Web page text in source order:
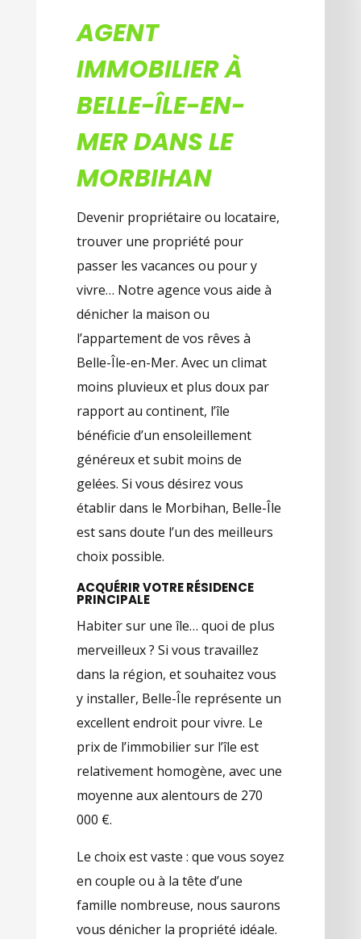
AGENT
IMMOBILIER À
BELLE-ÎLE-EN-
MER DANS LE
MORBIHAN
Devenir propriétaire ou locataire,
trouver une propriété pour
passer les vacances ou pour y
vivre… Notre agence vous aide à
dénicher la maison ou
l’appartement de vos rêves à
Belle-Île-en-Mer. Avec un climat
moins pluvieux et plus doux par
rapport au continent, l’île
bénéficie d’un ensoleillement
généreux et subit moins de
gelées. Si vous désirez vous
établir dans le Morbihan, Belle-Île
est sans doute l’un des meilleurs
choix possible.
ACQUÉRIR VOTRE RÉSIDENCE
PRINCIPALE
Habiter sur une île… quoi de plus
merveilleux ? Si vous travaillez
dans la région, et souhaitez vous
y installer, Belle-Île représente un
excellent endroit pour vivre. Le
prix de l’immobilier sur l’île est
relativement homogène, avec une
moyenne aux alentours de 270
000 €.
Le choix est vaste : que vous soyez
en couple ou à la tête d’une
famille nombreuse, nous saurons
vous dénicher la propriété idéale.